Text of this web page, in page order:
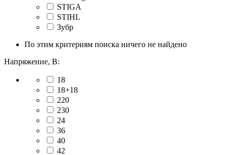
STIGA
STIHL
Зубр
По этим критериям поиска ничего не найдено
Напряжение, В:
18
18+18
220
230
24
36
40
42